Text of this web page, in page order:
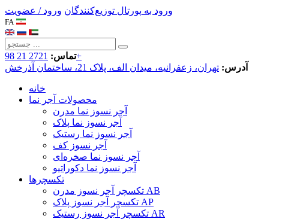
ورود به پورتال توزیع‌کنندگان ورود / عضویت
FA
تماس:2721 21 98+
آدرس: تهران، زعفرانیه، میدان الف، پلاک 21، ساختمان آذرخش
خانه
محصولات آجر نما
آجر نسوز نما مدرن
آجر نسوز نما پلاک
آجر نسوز نما رستیک
آجر نسوز کف
آجر نسوز نما صخره‌ای
آجر نسوز نما دکوراتیو
تکسچرها
تکسچر آجر نسوز مدرن AB
تکسچر آجر نسوز پلاک AP
تکسچر آجر نسوز رستیک AR